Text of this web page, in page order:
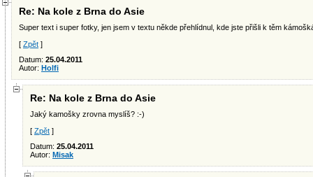
Re: Na kole z Brna do Asie
Super text i super fotky, jen jsem v textu někde přehlídnul, kde jste přišli k těm
[ Zpět ]
Datum: 25.04.2011
Autor: Holfi
Re: Na kole z Brna do Asie
Jaký kamošky zrovna myslíš? :-)
[ Zpět ]
Datum: 25.04.2011
Autor: Misak